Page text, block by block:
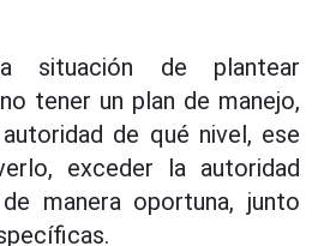
de plantear
tener un plan de manejo,
de qué nivel, ese
exceder la autoridad
manera oportuna, junto